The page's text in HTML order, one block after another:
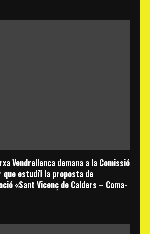
Vendrellenca demana a la Comissió
que estudiï la proposta de
«Sant Vicenç de Calders – Coma-